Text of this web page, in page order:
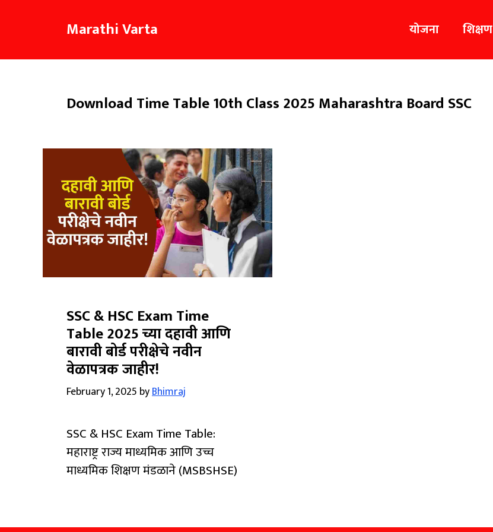
Marathi Varta योजना शिक्षण
Download Time Table 10th Class 2025 Maharashtra Board SSC
SSC & HSC Exam Time
Table 2025 च्या दहावी आणि
बारावी बोर्ड परीक्षेचे नवीन
वेळापत्रक जाहीर!
February 1, 2025 byBhimraj
SSC & HSC Exam Time Table:
महाराष्ट्र राज्य माध्यमिक आणि उच्च
माध्यमिक शिक्षण मंडळाने (MSBSHSE)